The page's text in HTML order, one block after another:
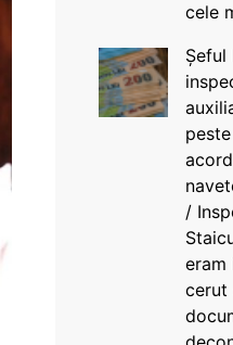
cele
Șeful
/
eram
cerut